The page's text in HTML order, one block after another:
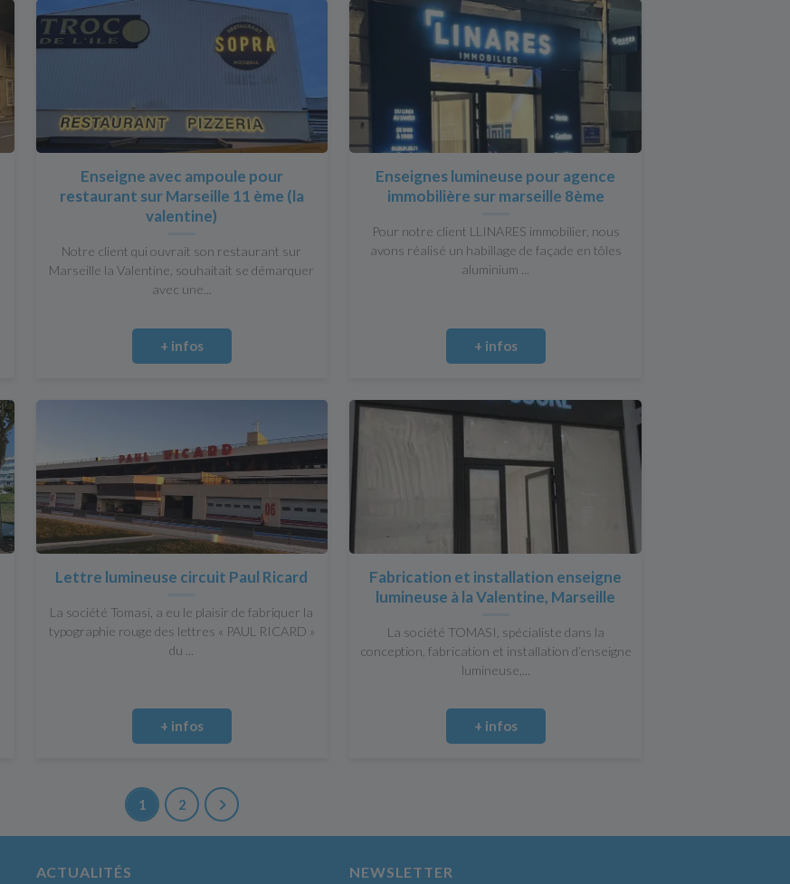
Enseigne avec ampoule pour
restaurant sur Marseille 11 ème (la
valentine)
Notre client qui ouvrait son restaurant sur
Marseille la Valentine, souhaitait se démarquer
avec une...
+ infos
Enseignes lumineuse pour agence
immobilière sur marseille 8ème
Pour notre client LLINARES immobilier, nous
avons réalisé un habillage de façade en tôles
aluminium ...
+ infos
Lettre lumineuse circuit Paul Ricard
La société Tomasi, a eu le plaisir de fabriquer la
typographie rouge des lettres « PAUL RICARD »
du ...
+ infos
Fabrication et installation enseigne
lumineuse à la Valentine, Marseille
La société TOMASI, spécialiste dans la
conception, fabrication et installation d’enseigne
lumineuse,...
+ infos
1 2
ACTUALITÉS NEWSLETTER